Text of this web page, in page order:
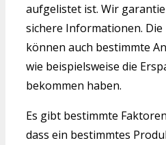
aufgelistet ist. Wir
sichere Informationen. Die
können auch bestimmte
wie beispielsweise die
bekommen haben.
Es gibt bestimmte
dass ein bestimmtes